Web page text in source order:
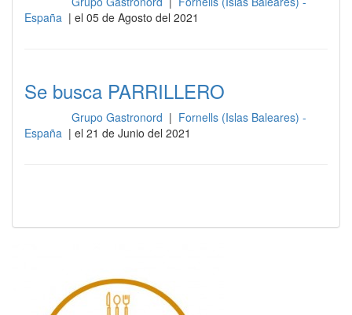
España | el 05 de Agosto del 2021
Se busca PARRILLERO
Grupo Gastronord | Fornells (Islas Baleares) -
España | el 21 de Junio del 2021